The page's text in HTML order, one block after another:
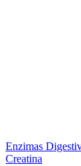
Enzimas
Creatina